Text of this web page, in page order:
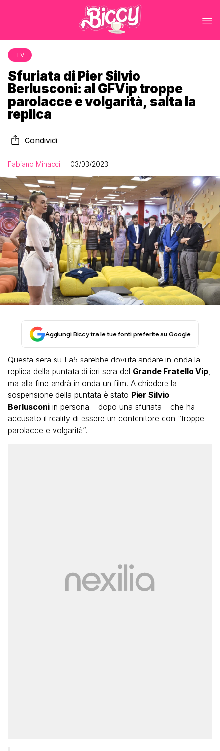
TV
Sfuriata di Pier Silvio
Berlusconi: al GFVip troppe
parolacce e volgarità, salta la
replica
Condividi
Fabiano Minacci 03/03/2023
Aggiungi Biccy tra le tue fonti preferite su Google
Questa sera su La5 sarebbe dovuta andare in onda la
replica della puntata di ieri sera del Grande Fratello Vip,
ma alla fine andrà in onda un film. A chiedere la
sospensione della puntata è stato Pier Silvio
Berlusconi in persona – dopo una sfuriata – che ha
accusato il reality di essere un contenitore con “troppe
parolacce e volgarità”.